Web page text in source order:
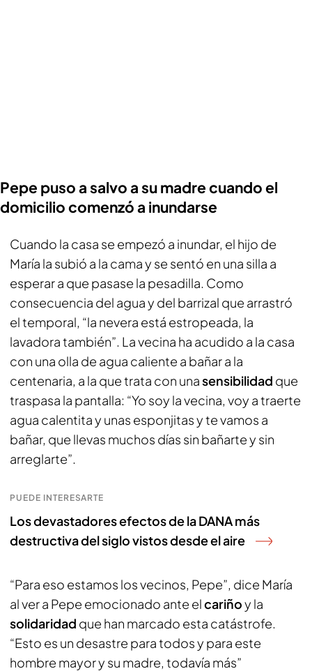
Pepe puso a salvo a su madre cuando el
domicilio comenzó a inundarse
Cuando la casa se empezó a inundar, el hijo de
María la subió a la cama y se sentó en una silla a
esperar a que pasase la pesadilla. Como
consecuencia del agua y del barrizal que arrastró
el temporal, “la nevera está estropeada, la
lavadora también”. La vecina ha acudido a la casa
con una olla de agua caliente a bañar a la
centenaria, a la que trata con unasensibilidad que
traspasa la pantalla: “Yo soy la vecina, voy a traerte
agua calentita y unas esponjitas y te vamos a
bañar, que llevas muchos días sin bañarte y sin
arreglarte”.
PUEDE INTERESARTE
Los devastadores efectos de la DANA más
destructiva del siglo vistos desde el aire
“Para eso estamos los vecinos, Pepe”, dice María
al ver a Pepe emocionado ante elcariñoy la
solidaridad que han marcado esta catástrofe.
“Esto es un desastre para todos y para este
hombre mayor y su madre, todavía más”